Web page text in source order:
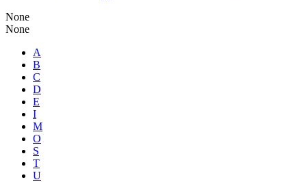
None
None
A
B
C
D
E
I
M
O
S
T
U